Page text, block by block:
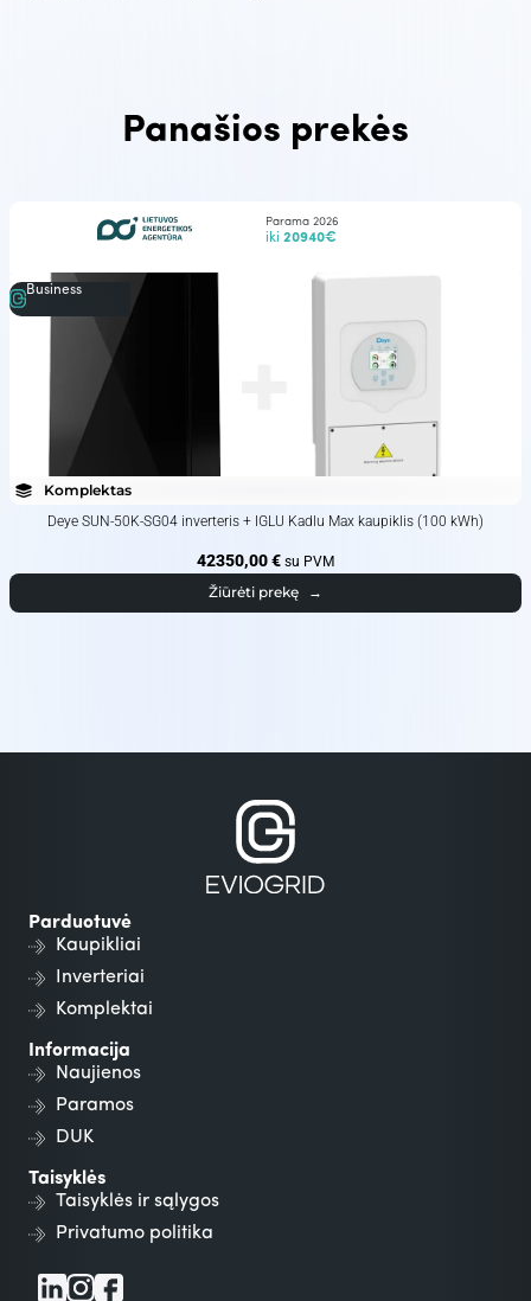
Panašios prekės
Parama 2026
iki 20940€
Business
Komplektas
Deye SUN-50K-SG04 inverteris + IGLU Kadlu Max kaupiklis (100 kWh)
42350,00€ su PVM
Žiūrėti prekę →
Parduotuvė
Kaupikliai
Inverteriai
Komplektai
Informacija
Naujienos
Paramos
DUK
Taisyklės
Taisyklės ir sąlygos
Privatumo politika